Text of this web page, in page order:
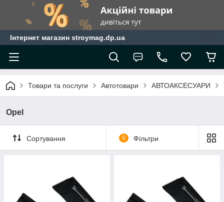
Інтернет магазин stroymag.dp.ua
Товари та послуги Автотовари АВТОАКСЕСУАРИ
Opel
Сортування 0 Фільтри